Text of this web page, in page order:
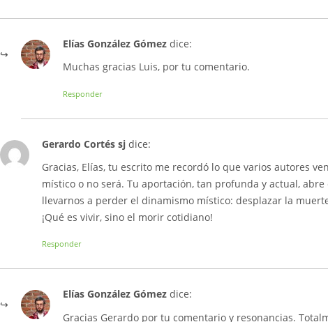
Elías González Gómez dice:
Muchas gracias Luis, por tu comentario.
Responder
Gerardo Cortés sj dice:
Gracias, Elías, tu escrito me recordó lo que varios autores
místico o no será. Tu aportación, tan profunda y actual,
llevarnos a perder el dinamismo místico: desplazar la
¡Qué es vivir, sino el morir cotidiano!
Responder
Elías González Gómez dice:
Gracias Gerardo por tu comentario y resonancias.